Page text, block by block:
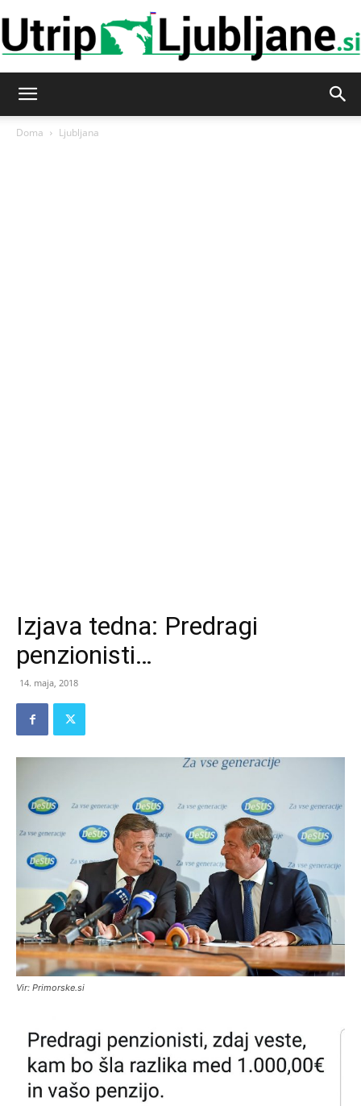
Doma Ljubljana
Izjava tedna: Predragi
penzionisti…
14. maja, 2018
Vir: Primorske.si